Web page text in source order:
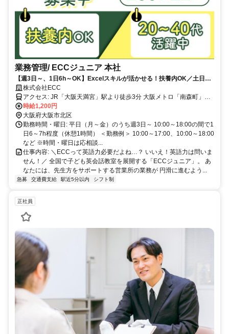
業務管理/ ECCジュニア 本社
【週3日～、1日6h～OK】Excelスキルが活かせる！扶養内OK／土日祝
休み・長期休暇あり／駅チカ
株式会社ECC
アクセス: JR「大阪天満宮」駅より徒歩3分 大阪メトロ「南森町」駅
より徒歩5分（JR8号出口）
時給1,200円
大阪府大阪市北区
勤務時間・曜日: 平日（月～金）のうち週3日～ 10:00～18:00の間で1
日6～7h程度（休憩1時間） ＜勤務例＞ 10:00～17:00、10:00～18:00
など ※時間・曜日は応相談...
仕事内容: ＼ECCって英語力必要だよね…？ いいえ！英語力は問いま
せん！／ 全国で子ども英会話教室を展開する「ECCジュニア」。 あ
なたには、先生方をサポートする営業所の業務が 円滑に進むよう...
急募 交通費支給 駅近5分以内 シフト制
正社員